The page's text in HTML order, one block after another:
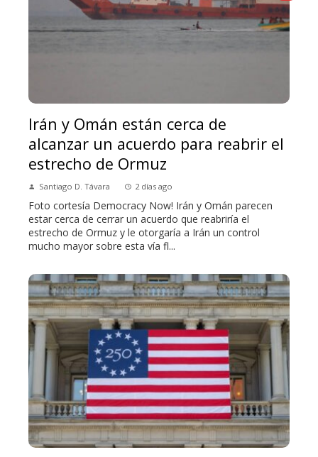
Irán y Omán están cerca de
alcanzar un acuerdo para reabrir el
estrecho de Ormuz
Santiago D. Távara 2 días ago
Foto cortesía Democracy Now! Irán y Omán parecen
estar cerca de cerrar un acuerdo que reabriría el
estrecho de Ormuz y le otorgaría a Irán un control
mucho mayor sobre esta vía fl...